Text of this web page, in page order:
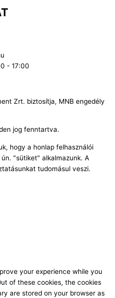
- 17:00
Zrt. biztosítja, MNB engedély
jog fenntartva.
hogy a honlap felhasználói
"sütiket" alkalmazunk. A
tudomásul veszi.
your experience while you
of these cookies, the cookies
are stored on your browser as